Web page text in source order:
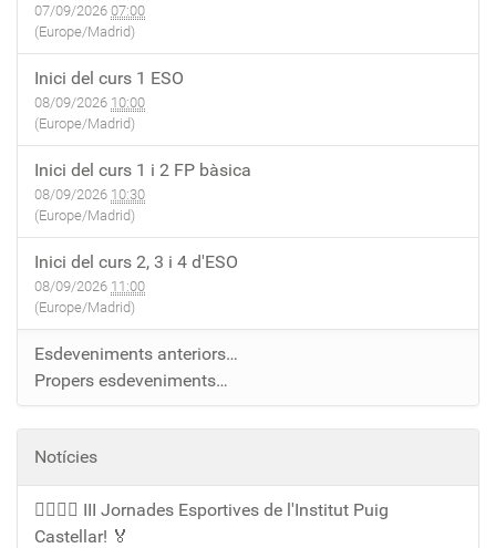
07/09/2026 07:00
(Europe/Madrid)
Inici del curs 1 ESO
08/09/2026 10:00
(Europe/Madrid)
Inici del curs 1 i 2 FP bàsica
08/09/2026 10:30
(Europe/Madrid)
Inici del curs 2, 3 i 4 d'ESO
08/09/2026 11:00
(Europe/Madrid)
Esdeveniments anteriors…
Propers esdeveniments…
Notícies
🏃‍♀️🏃‍♂️ III Jornades Esportives de l'Institut Puig
Castellar! 🏅